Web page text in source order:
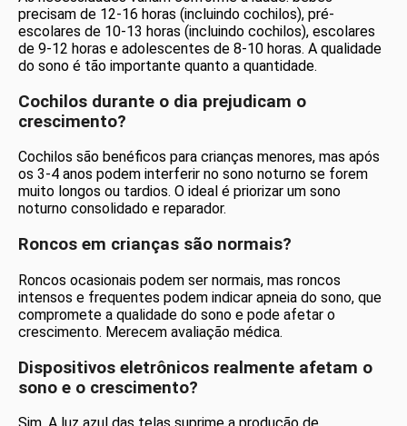
precisam de 12-16 horas (incluindo cochilos), pré-
escolares de 10-13 horas (incluindo cochilos), escolares
de 9-12 horas e adolescentes de 8-10 horas. A qualidade
do sono é tão importante quanto a quantidade.
Cochilos durante o dia prejudicam o
crescimento?
Cochilos são benéficos para crianças menores, mas após
os 3-4 anos podem interferir no sono noturno se forem
muito longos ou tardios. O ideal é priorizar um sono
noturno consolidado e reparador.
Roncos em crianças são normais?
Roncos ocasionais podem ser normais, mas roncos
intensos e frequentes podem indicar apneia do sono, que
compromete a qualidade do sono e pode afetar o
crescimento. Merecem avaliação médica.
Dispositivos eletrônicos realmente afetam o
sono e o crescimento?